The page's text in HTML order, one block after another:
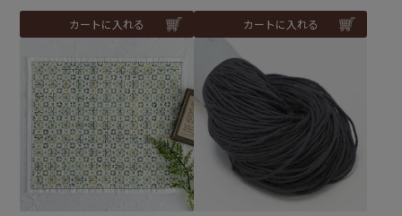
カートに入れる カートに入れる